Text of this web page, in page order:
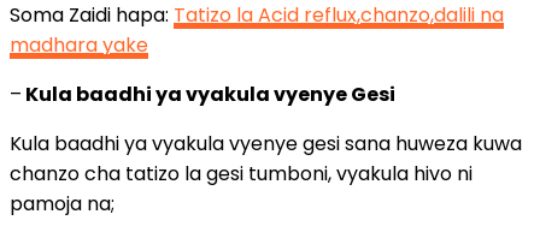
Soma Zaidi hapa: Tatizo la Acid reflux,chanzo,dalili na
madhara yake
– Kula baadhi ya vyakula vyenye Gesi
Kula baadhi ya vyakula vyenye gesi sana huweza kuwa
chanzo cha tatizo la gesi tumboni, vyakula hivo ni
pamoja na;